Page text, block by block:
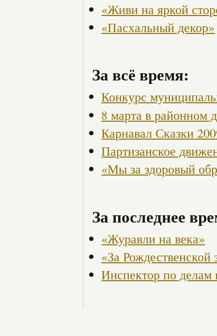
«Живи на яркой
«Пасхальный декор»
За всё время:
Конкурс
8 марта в районном
Карнавал Сказки
Партизанское
«Мы за здоровый
За последнее
«Журавли на века»
«За Рождественской
Инспектор по делам